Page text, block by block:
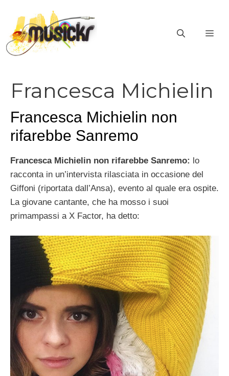
contenuto
Francesca Michielin
Francesca Michielin non
rifarebbe Sanremo
Francesca Michielin non rifarebbe Sanremo: lo
racconta in un’intervista rilasciata in occasione del
Giffoni (riportata dall’Ansa), evento al quale era ospite.
La giovane cantante, che ha mosso i suoi
primampassi a X Factor, ha detto: